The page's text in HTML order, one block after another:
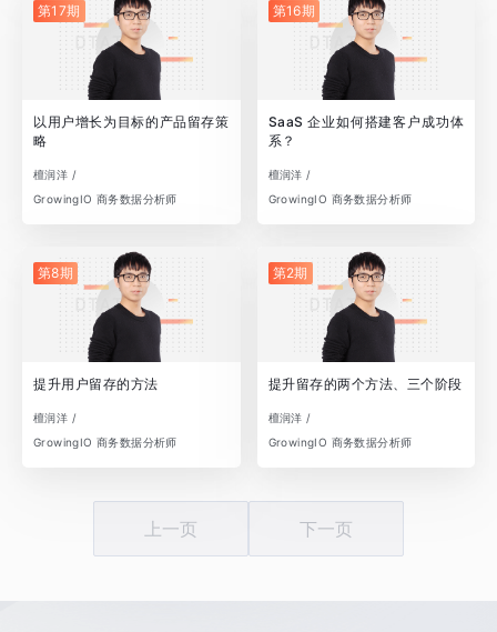
第17期
以用户增长为目标的产品留存策
略
檀润洋 /
GrowingIO 商务数据分析师
第16期
SaaS 企业如何搭建客户成功体
系？
檀润洋 /
GrowingIO 商务数据分析师
第8期
提升用户留存的方法
檀润洋 /
GrowingIO 商务数据分析师
第2期
提升留存的两个方法、三个阶段
檀润洋 /
GrowingIO 商务数据分析师
上一页 下一页